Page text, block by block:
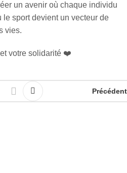
un avenir où chaque individu
sport devient un vecteur de
vies.
votre solidarité ❤️
Précédent